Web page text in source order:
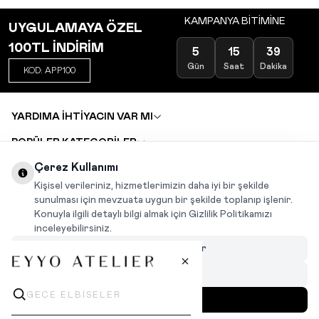
UYGULAMAYA ÖZEL
100TL İNDİRİM
KOD: APP100
KAMPANYA BİTİMİNE
5
Gün
15
Saat
39
Dakika
YARDIMA İHTİYACIN VAR MI
POPÜLER KATEGORİLER
DEĞİŞİM VE İADE TALEBİ
KARIYER
INSTAGRAM
Çerez Kullanımı
Kişisel verileriniz, hizmetlerimizin daha iyi bir şekilde
sunulması için mevzuata uygun bir şekilde toplanıp işlenir.
Konuyla ilgili detaylı bilgi almak için Gizlilik Politikamızı
inceleyebilirsiniz.
Çerezleri Özelleştir